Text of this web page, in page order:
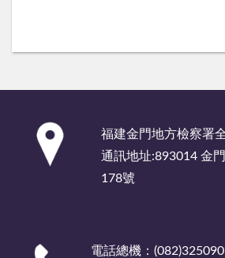
福建金門地方檢察署
通訊地址:893014 金
178號
電話總機：